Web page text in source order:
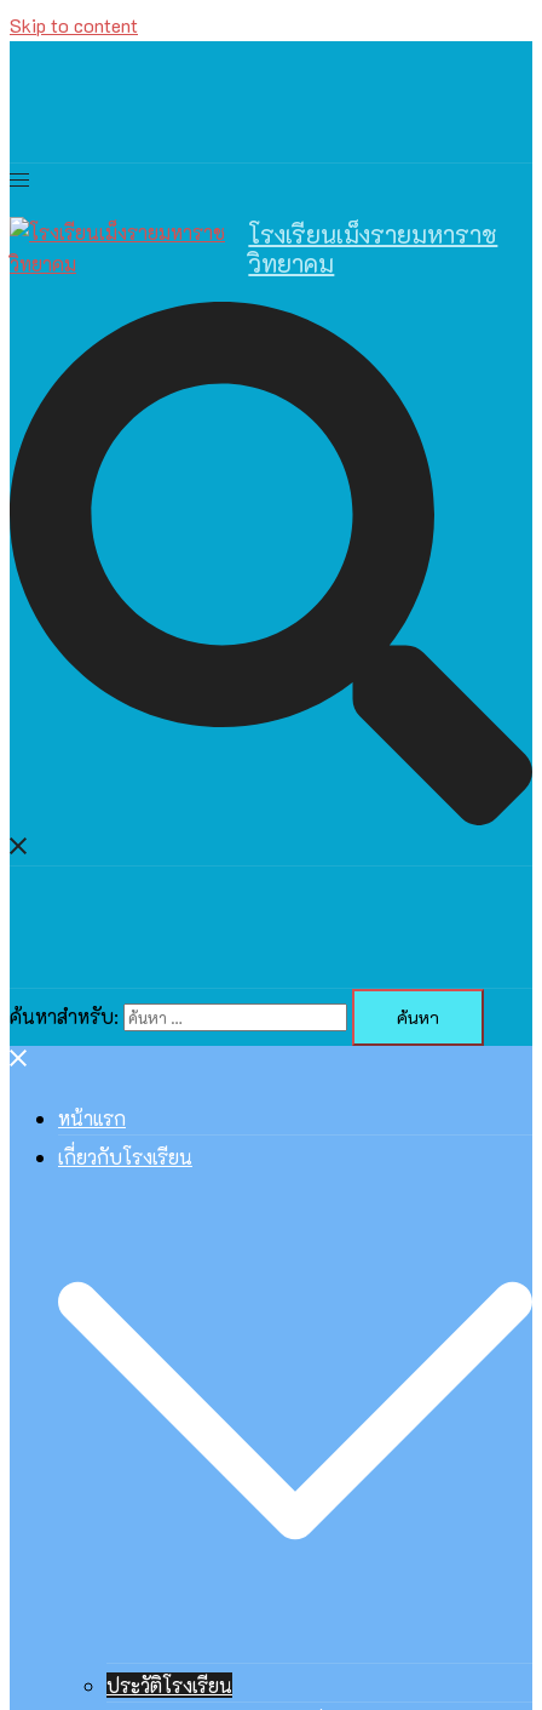
Skip to content
โรงเรียนเม็งรายมหาราช
วิทยาคม
ค้นหาสำหรับ:
หน้าแรก
เกี่ยวกับโรงเรียน
ประวัติโรงเรียน